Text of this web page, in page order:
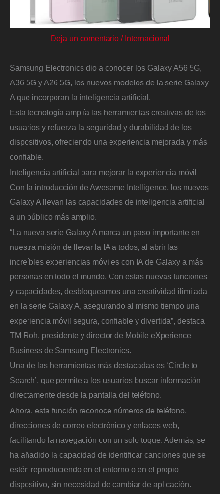
Deja un comentario / Internacional
Samsung Electronics dio a conocer los Galaxy A56 5G,
A36 5G y A26 5G, los nuevos modelos de la serie Galaxy
A que incorporan la inteligencia artificial.
Esta tecnología amplía las herramientas creativas de los
usuarios y refuerza la seguridad y durabilidad de los
dispositivos, ofreciendo una experiencia mejorada y más
confiable.
Inteligencia artificial para mejorar la experiencia móvil
Con la introducción de Awesome Intelligence, los nuevos
Galaxy A llevan las capacidades de inteligencia artificial
a un público más amplio.
“La nueva serie Galaxy A marca un paso importante en
nuestra misión de llevar la IA a todos, al abrir las
increíbles experiencias móviles con IA de Galaxy a más
personas en todo el mundo. Con estas nuevas funciones
y capacidades, desbloqueamos una creatividad ilimitada
en la serie Galaxy A, asegurando al mismo tiempo una
experiencia móvil segura, confiable y divertida”, destaca
TM Roh, presidente y director de Mobile eXperience
Business de Samsung Electronics.
Una de las herramientas más destacadas es ‘Circle to
Search’, que permite a los usuarios buscar información
directamente desde la pantalla del teléfono.
Ahora, esta función reconoce números de teléfono,
direcciones de correo electrónico y enlaces web,
facilitando la navegación con un solo toque. Además, se
ha añadido la capacidad de identificar canciones que se
estén reproduciendo en el entorno o en el propio
dispositivo, sin necesidad de cambiar de aplicación.